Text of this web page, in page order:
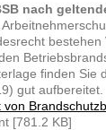
nach
bestehen
finden Sie
gut aufbereitet.
von
[781.2 KB]